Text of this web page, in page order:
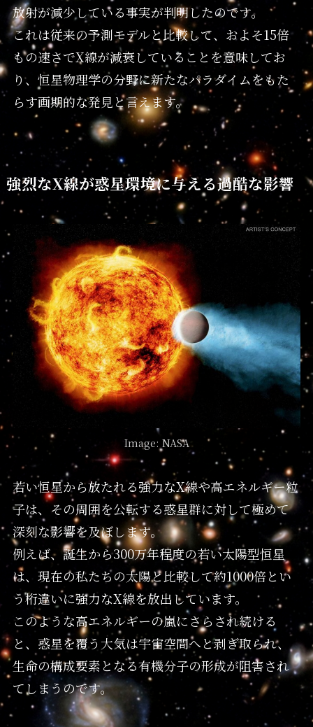
放射が減少している事実が判明したのです。
これは従来の予測モデルと比較して、およそ15倍
もの速さでX線が減衰していることを意味してお
り、恒星物理学の分野に新たなパラダイムをもた
らす画期的な発見と言えます。
強烈なX線が惑星環境に与える過酷な影響
Image: NASA
若い恒星から放たれる強力なX線や高エネルギー粒
子は、その周囲を公転する惑星群に対して極めて
深刻な影響を及ぼします。
例えば、誕生から300万年程度の若い太陽型恒星
は、現在の私たちの太陽と比較して約1000倍とい
う桁違いに強力なX線を放出しています。
このような高エネルギーの嵐にさらされ続ける
と、惑星を覆う大気は宇宙空間へと剥ぎ取られ、
生命の構成要素となる有機分子の形成が阻害され
てしまうのです。